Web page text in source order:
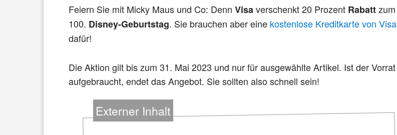
Feiern Sie mit Micky Maus und Co: Denn Visaverschenkt 20 Prozent Rabattzum
100. Disney-Geburtstag. Sie brauchen aber eine kostenlose Kreditkarte von Visa
dafür!
Die Aktion gilt bis zum 31. Mai 2023 und nur für ausgewählte Artikel. Ist der Vorrat
aufgebraucht, endet das Angebot. Sie sollten also schnell sein!
Externer Inhalt